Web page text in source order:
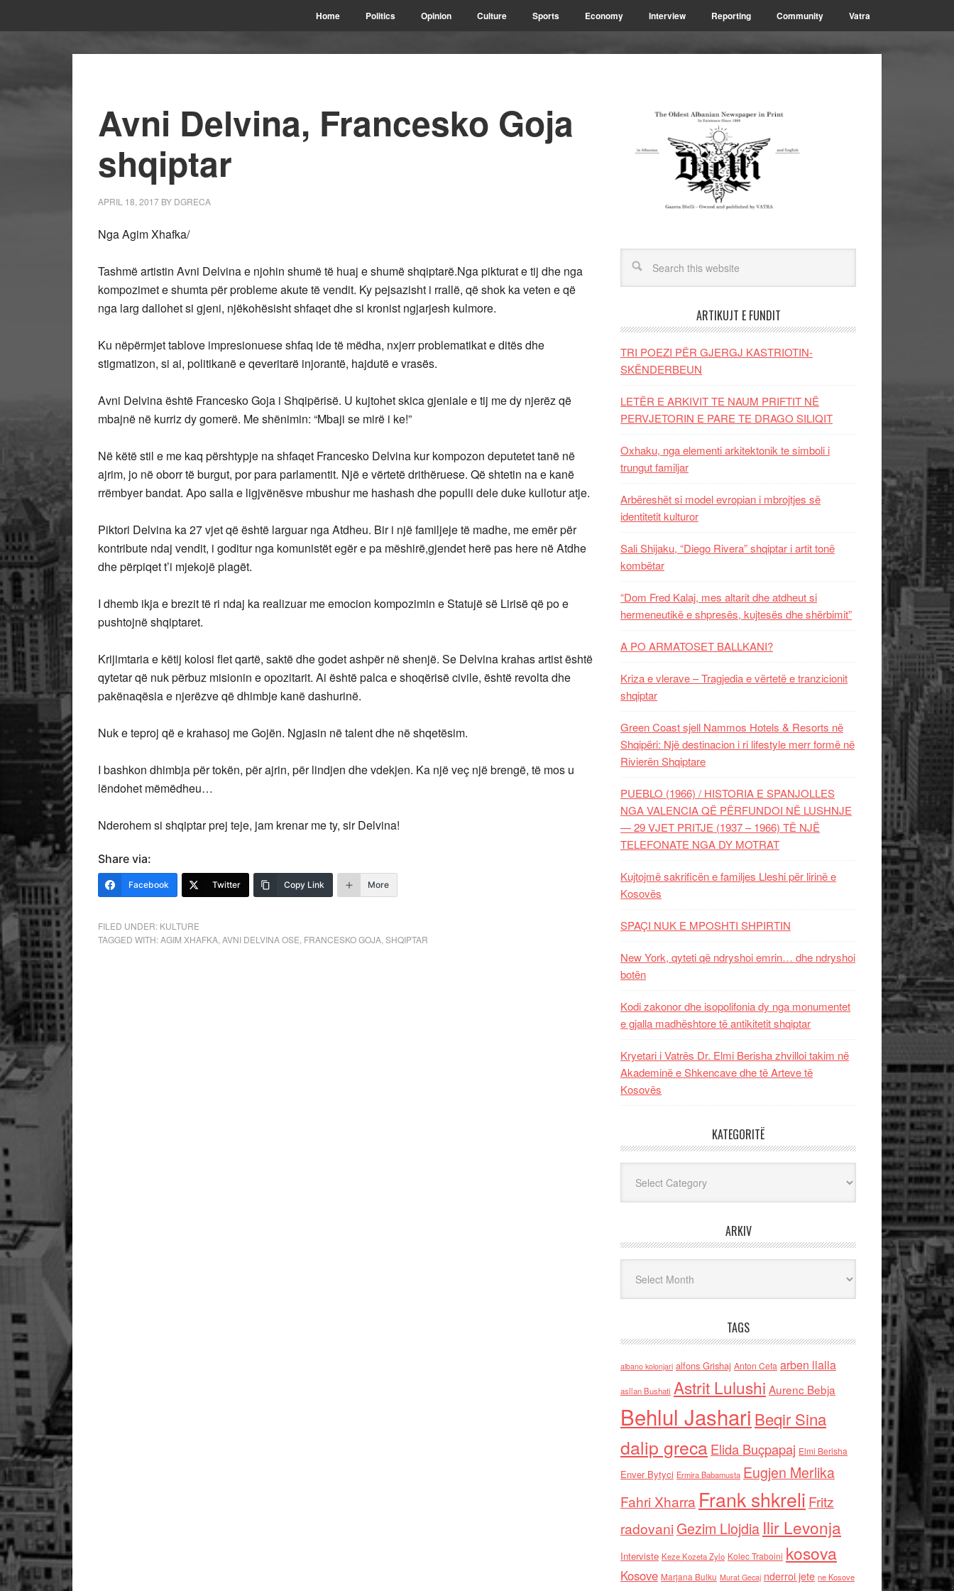
Home Politics Opinion Culture Sports Economy Interview Reporting Community Vatra
Avni Delvina, Francesko Goja
shqiptar
APRIL 18, 2017 BY DGRECA
Nga Agim Xhafka/
Tashmë artistin Avni Delvina e njohin shumë të huaj e shumë shqiptarë.Nga pikturat e tij dhe nga
kompozimet e shumta për probleme akute të vendit. Ky pejsazisht i rrallë, që shok ka veten e që
nga larg dallohet si gjeni, njëkohësisht shfaqet dhe si kronist ngjarjesh kulmore.
Ku nëpërmjet tablove impresionuese shfaq ide të mëdha, nxjerr problematikat e ditës dhe
stigmatizon, si ai, politikanë e qeveritarë injorantë, hajdutë e vrasës.
Avni Delvina është Francesko Goja i Shqipërisë. U kujtohet skica gjeniale e tij me dy njerëz që
mbajnë në kurriz dy gomerë. Me shënimin: “Mbaji se mirë i ke!”
Në këtë stil e me kaq përshtypje na shfaqet Francesko Delvina kur kompozon deputetet tanë në
ajrim, jo në oborr të burgut, por para parlamentit. Një e vërtetë drithëruese. Që shtetin na e kanë
rrëmbyer bandat. Apo salla e ligjvënësve mbushur me hashash dhe populli dele duke kullotur atje.
Piktori Delvina ka 27 vjet që është larguar nga Atdheu. Bir i një familjeje të madhe, me emër për
kontribute ndaj vendit, i goditur nga komunistët egër e pa mëshirë,gjendet herë pas here në Atdhe
dhe përpiqet t’i mjekojë plagët.
I dhemb ikja e brezit të ri ndaj ka realizuar me emocion kompozimin e Statujë së Lirisë që po e
pushtojnë shqiptaret.
Krijimtaria e këtij kolosi flet qartë, saktë dhe godet ashpër në shenjë. Se Delvina krahas artist është
qytetar që nuk përbuz misionin e opozitarit. Ai është palca e shoqërisë civile, është revolta dhe
pakënaqësia e njerëzve që dhimbje kanë dashurinë.
Nuk e teproj që e krahasoj me Gojën. Ngjasin në talent dhe në shqetësim.
I bashkon dhimbja për tokën, për ajrin, për lindjen dhe vdekjen. Ka një veç një brengë, të mos u
lëndohet mëmëdheu…
Nderohem si shqiptar prej teje, jam krenar me ty, sir Delvina!
Share via:
Facebook Twitter Copy Link More
FILED UNDER: KULTURE
TAGGED WITH:AGIM XHAFKA AVNI DELVINA OSE FRANCESKO GOJA SHQIPTAR
ARTIKUJT E FUNDIT
TRI POEZI PËR GJERGJ KASTRIOTIN-
SKËNDERBEUN
LETËR E ARKIVIT TE NAUM PRIFTIT NË
PERVJETORIN E PARE TE DRAGO SILIQIT
Oxhaku, nga elementi arkitektonik te simboli i
trungut familjar
Arbëreshët si model evropian i mbrojtjes së
identitetit kulturor
Sali Shijaku, “Diego Rivera” shqiptar i artit tonë
kombëtar
“Dom Fred Kalaj, mes altarit dhe atdheut si
hermeneutikë e shpresës, kujtesës dhe shërbimit”
A PO ARMATOSET BALLKANI?
Kriza e vlerave – Tragjedia e vërtetë e tranzicionit
shqiptar
Green Coast sjell Nammos Hotels & Resorts në
Shqipëri: Një destinacion i ri lifestyle merr formë në
Rivierën Shqiptare
PUEBLO (1966) / HISTORIA E SPANJOLLES
NGA VALENCIA QË PËRFUNDOI NË LUSHNJE
— 29 VJET PRITJE (1937 – 1966) TË NJË
TELEFONATE NGA DY MOTRAT
Kujtojmë sakrificën e familjes Lleshi për lirinë e
Kosovës
SPAÇI NUK E MPOSHTI SHPIRTIN
New York, qyteti që ndryshoi emrin… dhe ndryshoi
botën
Kodi zakonor dhe isopolifonia dy nga monumentet
e gjalla madhështore të antikitetit shqiptar
Kryetari i Vatrës Dr. Elmi Berisha zhvilloi takim në
Akademinë e Shkencave dhe të Arteve të
Kosovës
KATEGORITË
ARKIV
TAGS
albano kolonjari alfons Grishaj Anton Cefa arben llalla
asllan Bushati Astrit Lulushi Aurenc Bebja
Behlul Jashari Beqir Sina
dalip grecaElida Buçpapaj Elmi Berisha
Enver Bytyci Ermira Babamusta Eugjen Merlika
Fahri Xharra Frank shkreli Fritz
radovaniGezim Llojdia Ilir Levonja
Interviste Keze Kozeta Zylo Kolec Traboini kosova
Kosove Marjana Bulku Murat Gecaj nderroi jete ne Kosove